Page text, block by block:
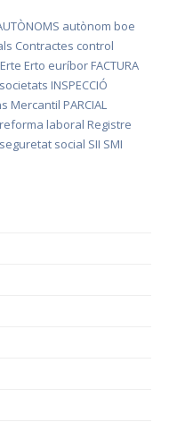
autònom boe
Contractes control
Erte Erto euríbor FACTURA
INSPECCIÓ
Mercantil PARCIAL
reforma laboral Registre
seguretat social SII SMI